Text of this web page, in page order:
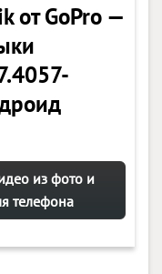
от GoPro —
из фото и
телефона